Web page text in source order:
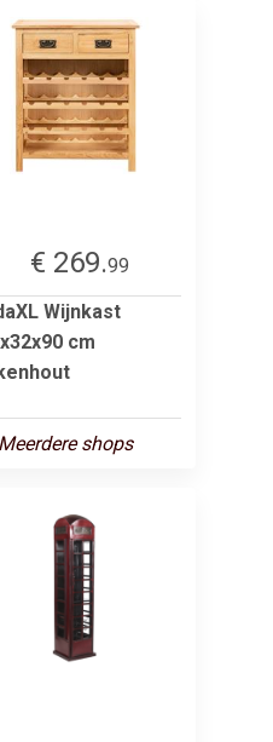
€ 269.99
Wijnkast
cm
Meerdere shops